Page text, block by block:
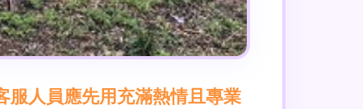
服人員應先用充滿熱情且專業